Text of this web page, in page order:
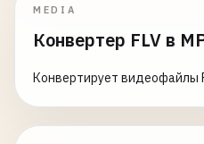
MEDIA
Конвертер FLV в
Конвертирует видеофайлы